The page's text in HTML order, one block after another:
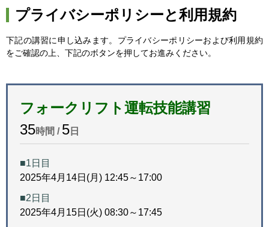
プライバシーポリシーと利用規約
下記の講習に申し込みます。プライバシーポリシーおよび利用規約
をご確認の上、下記のボタンを押してお進みください。
フォークリフト運転技能講習
35時間 / 5 日
■1日目
2025年4月14日(月) 12:45～17:00
■2日目
2025年4月15日(火) 08:30～17:45